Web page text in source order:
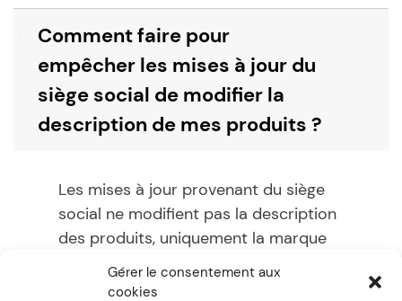
Gérer le consentement aux
cookies
Comment faire pour
empêcher les mises à jour du
siège social de modifier la
description de mes produits ?
Les mises à jour provenant du siège
social ne modifient pas la description
des produits, uniquement la marque